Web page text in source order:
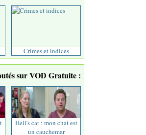
Crimes et indices
sur VOD Gratuite :
Hell's cat : mon chat est
un cauchemar